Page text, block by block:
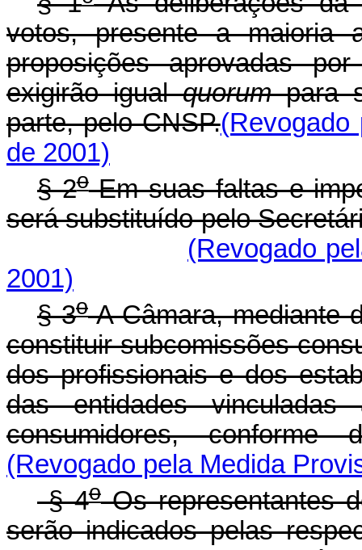
votos, presente a maioria
proposições aprovadas
exigirão igualquorumpara
parte, pelo CNSP.(Revogado
de 2001)
§ 2oEm suas faltas e
será substituído pelo
(Revogado
2001)
§ 3oA Câmara, mediante
constituir subcomissões
dos profissionais e dos
das entidades
consumidores, conforme
(Revogado pela Medida
§ 4oOs representantes
serão indicados pelas